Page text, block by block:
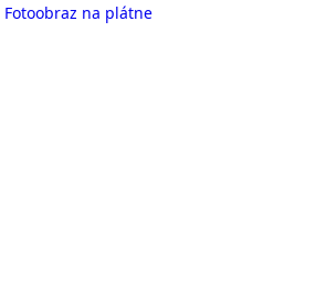
Fotoobraz na plátne